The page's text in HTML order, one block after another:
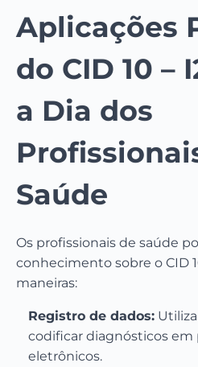
Aplicações
do CID 10 –
a Dia dos
Saúde
Os profissionais de saúde
conhecimento sobre o CID
maneiras:
Registro de dados:
codificar diagnósticos em
eletrônicos.